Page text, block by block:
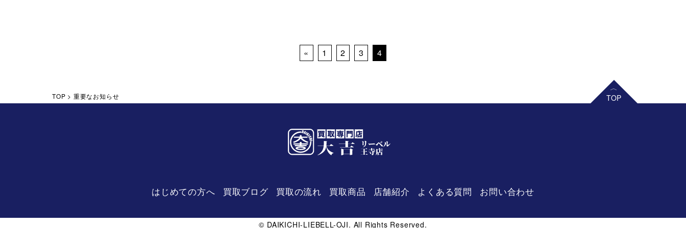
« 1 2 3 4
TOP > 重要なお知らせ
リーベル リーベル 王寺店
はじめての方へ 買取ブログ 買取の流れ 買取商品 店舗紹介 よくある質問 お問い合わせ
© DAIKICHI-LIEBELL-OJI. All Rights Reserved.